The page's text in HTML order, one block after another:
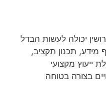
יכולה לעשות הבדל
תכנון תקציב,
ייעוץ מקצועי
בצורה בטוחה